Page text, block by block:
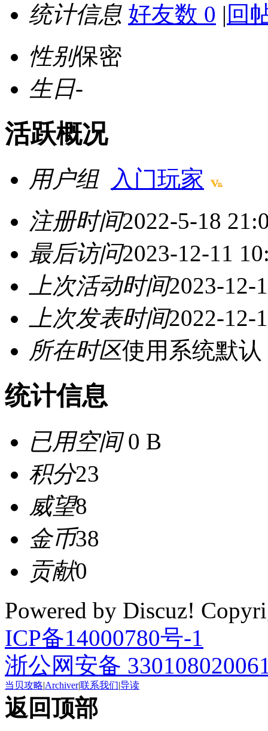
统计信息 好友数 0 | 回
性别保密
生日-
活跃概况
用户组 入门玩家
注册时间2022-5-18
最后访问2023-12-11
上次活动时间2023-12-
上次发表时间2022-12-
所在时区使用系统默认
统计信息
已用空间0 B
积分23
威望8
金币38
贡献0
Powered by Discuz!
ICP备14000780号-1
浙公网安备
当贝攻略|Archiver|联系我们|导读
返回顶部